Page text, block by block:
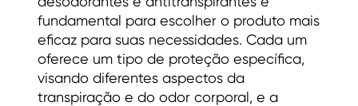
fundamental para escolher o produto mais
eficaz para suas necessidades. Cada um
oferece um tipo de proteção específica,
visando diferentes aspectos da
transpiração e do odor corporal, e a